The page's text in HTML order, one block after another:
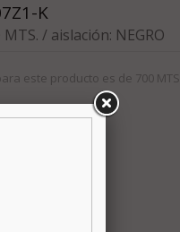
K
/ aislación: NEGRO
este producto es de 700 MTS